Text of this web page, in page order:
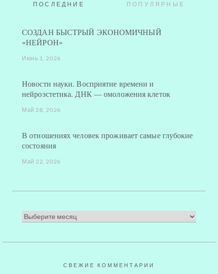
ПОСЛЕДНИЕ ПОПУЛЯРНЫЕ
СОЗДАН БЫСТРЫЙ ЭКОНОМИЧНЫЙ
«НЕЙРОН»
Июнь 1, 2026
Новости науки. Восприятие времени и
нейроэстетика. ДНК — омоложения клеток
Май 28, 2026
В отношениях человек проживает самые глубокие
состояния
Май 22, 2026
СВЕЖИЕ КОММЕНТАРИИ